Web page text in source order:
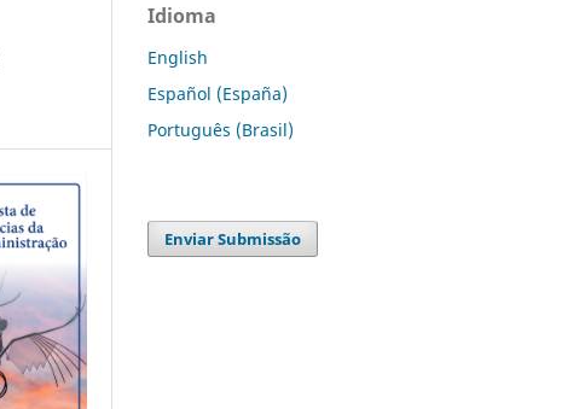
Idioma
English
Español (España)
Português (Brasil)
Enviar Submissão